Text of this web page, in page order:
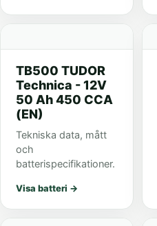
TB500 TUDOR
Technica - 12V
50 Ah 450 CCA
(EN)
Tekniska data, mått
och
batterispecifikationer.
Visa batteri →